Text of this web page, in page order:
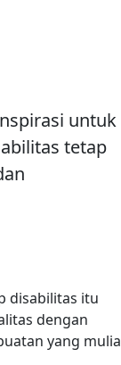
untuk
tetap
disabilitas itu
dengan
yang